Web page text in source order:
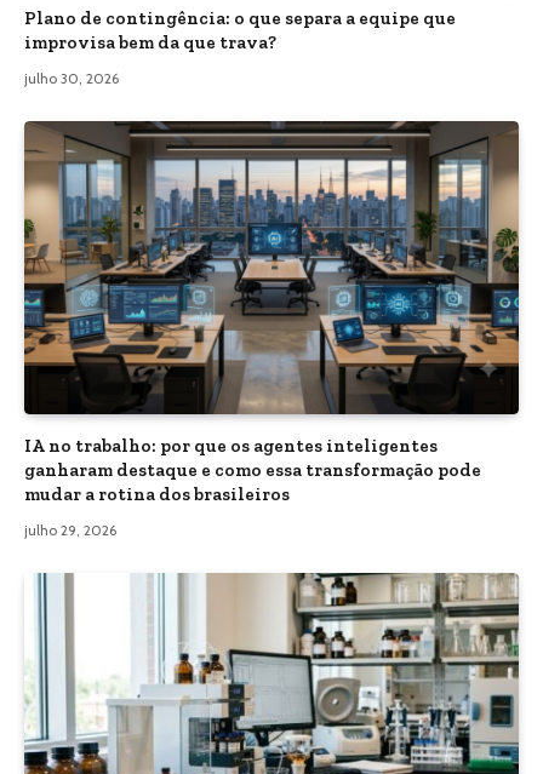
Plano de contingência: o que separa a equipe que
improvisa bem da que trava?
julho 30, 2026
IA no trabalho: por que os agentes inteligentes
ganharam destaque e como essa transformação pode
mudar a rotina dos brasileiros
julho 29, 2026